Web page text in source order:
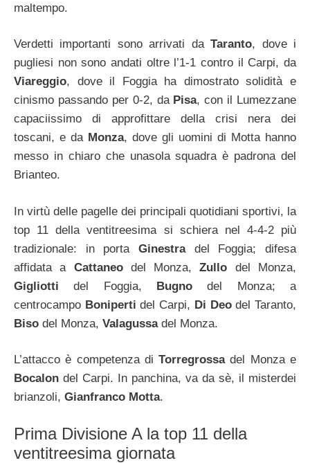
maltempo.
Verdetti importanti sono arrivati daTaranto, dove i
pugliesi non sono andati oltre l’1-1 contro il Carpi, da
Viareggio, dove il Foggia ha dimostrato solidità e
cinismo passando per 0-2, da Pisa, con il Lumezzane
capaciissimo di approfittare della crisi nera dei
toscani, e da Monza, dove gli uomini di Motta hanno
messo in chiaro che unasola squadra è padrona del
Brianteo.
In virtù delle pagelle dei principali quotidiani sportivi, la
top 11 della ventitreesima si schiera nel 4-4-2 più
tradizionale: in porta Ginestradel Foggia; difesa
affidata a Cattaneodel Monza,Zullo del Monza,
Gigliotti del Foggia, Bugno del Monza; a
centrocampo Boniperti del Carpi, Di Deodel Taranto,
Biso del Monza, Valagussadel Monza.
L’attacco è competenza diTorregrossadel Monza e
Bocalon del Carpi. In panchina, va da sè, il misterdei
brianzoli, Gianfranco Motta.
Prima Divisione A la top 11 della
ventitreesima giornata